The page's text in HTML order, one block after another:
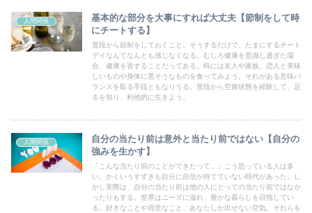
人間関係
基本的な部分を大事にすれば大丈夫【節制をして時
にチートする】
普段から節制をしておくこと。そうするだけで、たまにするチート
デイなんてなんとも感じなくなる。むしろ健康を意識し過ぎた場
合、健康を害することだってある。時には友人や家族、恋人と美味
しいものや身体に悪そうなものを食べてみよう。それがある意味バ
ランスを取る手段ともなりうる。普段から空腹状態を経験して、足
るを知り、利他的に生きよう。
人間関係
自分の当たり前は意外と当たり前ではない【自分の
強みを生かす】
「こんな当たり前のことができたって…」こう思っている人は多
い。かくいうすずきも自分に自信が持てていない時代があった。し
かし実際は、自分の当たり前は他の人にとっての当たり前ではなか
ったりもする。世界はニーズに溢れ、豊かな暮らしを目指してい
る。好きなことや得意なこと、あなたしか出せない空気。それらを